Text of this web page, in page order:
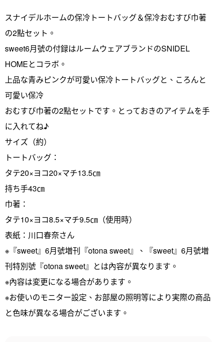
スナイデルホームの保冷トートバッグ＆保冷おむすび巾著
の2點セット。
sweet6月號の付録はルームウェアブランドのSNIDEL
HOMEとコラボ。
上品な青みピンクが可愛い保冷トートバッグと、ころんと
可愛い保冷
おむすび巾著の2點セットです。とっておきのアイテムを手
に入れてね♪
サイズ（約）
トートバッグ：
タテ20×ヨコ20×マチ13.5㎝
持ち手43㎝
巾著：
タテ10×ヨコ8.5×マチ9.5㎝（使用時）
表紙：川口春奈さん
※『sweet』6月號増刊『otona sweet』、『sweet』6月號増
刊特別號『otona sweet』とは內容が異なります。
※內容は変更になる場合があります。
※お使いのモニター設定、お部屋の照明等により実際の商品
と色味が異なる場合がございます。